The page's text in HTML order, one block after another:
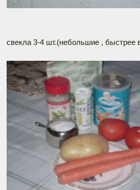
свекла 3-4 шт.(небольшие , быстрее